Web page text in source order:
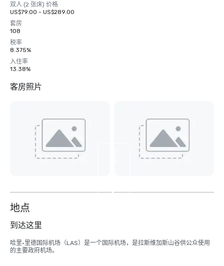
双人 (2 张床) 价格
US$79.00 - US$289.00
套房
108
税率
8.375%
入住率
13.38%
客房照片
5
地点
到达这里
哈里·里德国际机场（LAS）是一个国际机场，是拉斯维加斯山谷供公众使用
的主要政府机场。